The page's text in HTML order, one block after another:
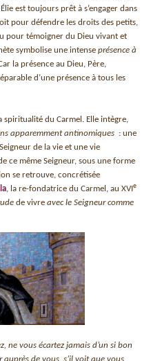
est toujours prêt à s’engager dans
pour défendre les droits des petits,
pour témoigner du Dieu vivant et
symbolise une intense présence à
la présence au Dieu, Père,
d’une présence à tous les
du Carmel. Elle intègre,
apparemment antinomiques : une
de la vie et une vie
ce même Seigneur, sous une forme
se retrouve, concrétisée
, la re-fondatrice du Carmel, au XVIe
de vivreavec le Seigneur comme
ne vous écartez jamais d’un si bon
auprès de vous, s’il voit que vous